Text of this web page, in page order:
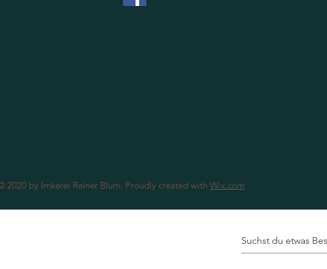
2020 by Imkerei Reiner Blum. Proudly created with Wix.com